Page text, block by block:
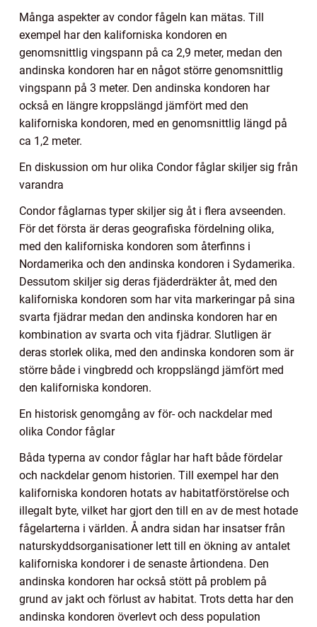
Många aspekter av condor fågeln kan mätas. Till
exempel har den kaliforniska kondoren en
genomsnittlig vingspann på ca 2,9 meter, medan den
andinska kondoren har en något större genomsnittlig
vingspann på 3 meter. Den andinska kondoren har
också en längre kroppslängd jämfört med den
kaliforniska kondoren, med en genomsnittlig längd på
ca 1,2 meter.
En diskussion om hur olika Condor fåglar skiljer sig från
varandra
Condor fåglarnas typer skiljer sig åt i flera avseenden.
För det första är deras geografiska fördelning olika,
med den kaliforniska kondoren som återfinns i
Nordamerika och den andinska kondoren i Sydamerika.
Dessutom skiljer sig deras fjäderdräkter åt, med den
kaliforniska kondoren som har vita markeringar på sina
svarta fjädrar medan den andinska kondoren har en
kombination av svarta och vita fjädrar. Slutligen är
deras storlek olika, med den andinska kondoren som är
större både i vingbredd och kroppslängd jämfört med
den kaliforniska kondoren.
En historisk genomgång av för- och nackdelar med
olika Condor fåglar
Båda typerna av condor fåglar har haft både fördelar
och nackdelar genom historien. Till exempel har den
kaliforniska kondoren hotats av habitatförstörelse och
illegalt byte, vilket har gjort den till en av de mest hotade
fågelarterna i världen. Å andra sidan har insatser från
naturskyddsorganisationer lett till en ökning av antalet
kaliforniska kondorer i de senaste årtiondena. Den
andinska kondoren har också stött på problem på
grund av jakt och förlust av habitat. Trots detta har den
andinska kondoren överlevt och dess population